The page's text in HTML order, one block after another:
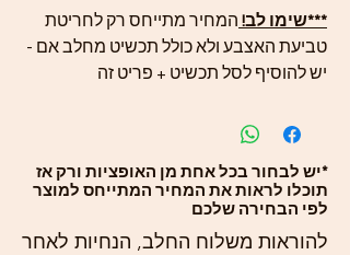
***שימו לב! המחיר מתייחס רק לחריטת
טביעת האצבע ולא כולל תכשיט מחלב אם -
יש להוסיף לסל תכשיט + פריט זה
*יש לבחור בכל אחת מן האופציות ורק אז
תוכלו לראות את המחיר המתייחס למוצר
לפי הבחירה שלכם
להוראות משלוח החלב, הנחיות לאחר